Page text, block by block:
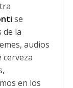
se
la
audios
cerveza
en los